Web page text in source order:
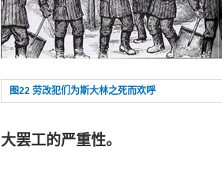
图22 劳改犯们为斯大林之死而欢呼
大罢工的严重性。